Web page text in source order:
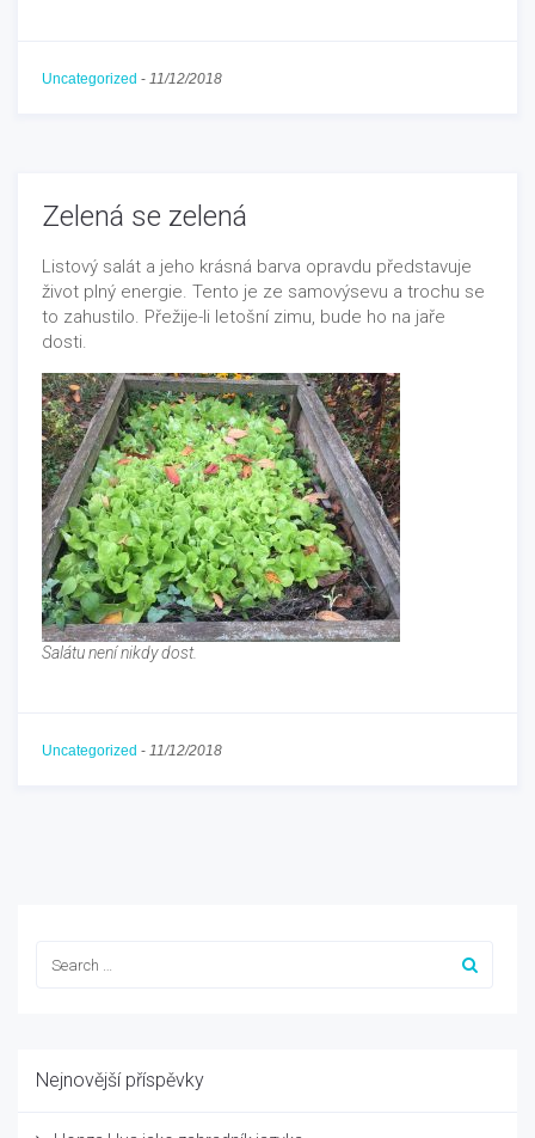
Uncategorized - 11/12/2018
Zelená se zelená
Listový salát a jeho krásná barva opravdu představuje
život plný energie. Tento je ze samovýsevu a trochu se
to zahustilo. Přežije-li letošní zimu, bude ho na jaře
dosti.
Salátu není nikdy dost.
Uncategorized - 11/12/2018
Nejnovější příspěvky